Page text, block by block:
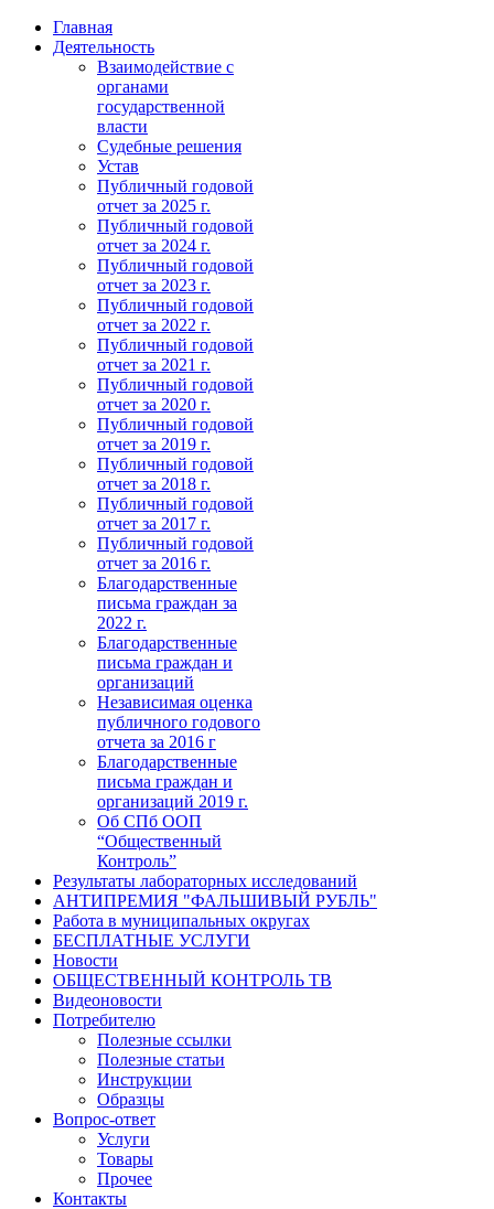
Главная
Деятельность
Взаимодействие с
органами
государственной
власти
Судебные решения
Устав
Публичный годовой
отчет за 2025 г.
Публичный годовой
отчет за 2024 г.
Публичный годовой
отчет за 2023 г.
Публичный годовой
отчет за 2022 г.
Публичный годовой
отчет за 2021 г.
Публичный годовой
отчет за 2020 г.
Публичный годовой
отчет за 2019 г.
Публичный годовой
отчет за 2018 г.
Публичный годовой
отчет за 2017 г.
Публичный годовой
отчет за 2016 г.
Благодарственные
письма граждан за
2022 г.
Благодарственные
письма граждан и
организаций
Независимая оценка
публичного годового
отчета за 2016 г
Благодарственные
письма граждан и
организаций 2019 г.
Об СПб ООП
“Общественный
Контроль”
Результаты лабораторных исследований
АНТИПРЕМИЯ "ФАЛЬШИВЫЙ РУБЛЬ"
Работа в муниципальных округах
БЕСПЛАТНЫЕ УСЛУГИ
Новости
ОБЩЕСТВЕННЫЙ КОНТРОЛЬ ТВ
Видеоновости
Потребителю
Полезные ссылки
Полезные статьи
Инструкции
Образцы
Вопрос-ответ
Услуги
Товары
Прочее
Контакты